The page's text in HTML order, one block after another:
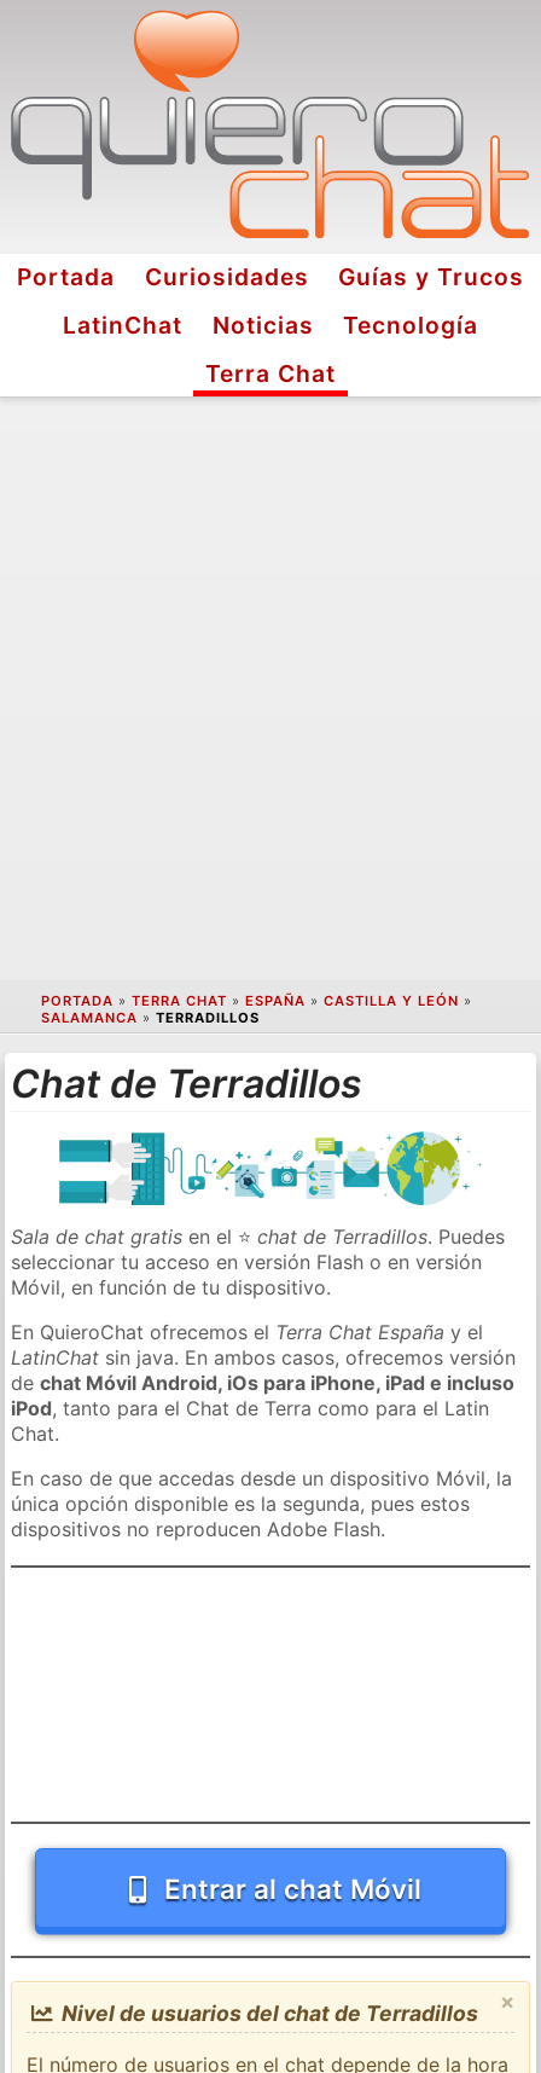
Portada Curiosidades
Guías y Trucos
LatinChat
Noticias
Tecnología
Terra Chat
PORTADA » TERRA CHAT » ESPAÑA » CASTILLA Y LEÓN »
SALAMANCA » TERRADILLOS
Chat de Terradillos
Sala de chat gratis en el ⭐chat de Terradillos. Puedes
seleccionar tu acceso en versión Flash o en versión
Móvil, en función de tu dispositivo.
En QuieroChat ofrecemos el Terra Chat España y el
LatinChat sin java. En ambos casos, ofrecemos versión
dechat Móvil Android, iOs para iPhone, iPad e incluso
iPod, tanto para el Chat de Terra como para el Latin
Chat.
En caso de que accedas desde un dispositivo Móvil, la
única opción disponible es la segunda, pues estos
dispositivos no reproducen Adobe Flash.
Entrar al chat Móvil
×
Nivel de usuarios del chat de Terradillos
El número de usuarios en el chat depende de la hora